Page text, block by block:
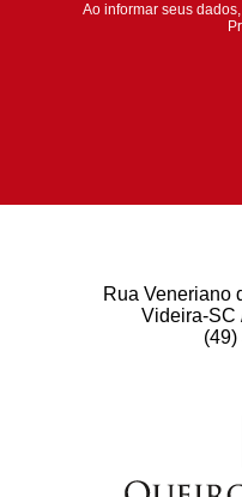
Ao informar seus
Rua Veneriano
Videira-SC
(49)